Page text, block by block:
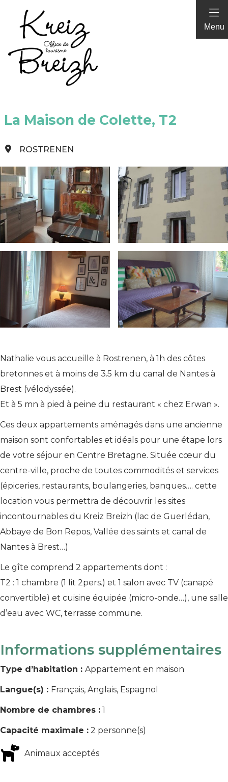
Panneau de gestion des cookies
Menu
La Maison de Colette, T2
ROSTRENEN
Nathalie vous accueille à Rostrenen, à 1h des côtes
bretonnes et à moins de 3.5 km du canal de Nantes à
Brest (vélodyssée).
Et à 5 mn à pied à peine du restaurant « chez Erwan ».
Ces deux appartements aménagés dans une ancienne
maison sont confortables et idéals pour une étape lors
de votre séjour en Centre Bretagne. Située cœur du
centre-ville, proche de toutes commodités et services
(épiceries, restaurants, boulangeries, banques…. cette
location vous permettra de découvrir les sites
incontournables du Kreiz Breizh (lac de Guerlédan,
Abbaye de Bon Repos, Vallée des saints et canal de
Nantes à Brest…)
Le gîte comprend 2 appartements dont :
T2 : 1 chambre (1 lit 2pers.) et 1 salon avec TV (canapé
convertible) et cuisine équipée (micro-onde…), une salle
d’eau avec WC, terrasse commune.
Informations supplémentaires
Type d’habitation : Appartement en maison
Langue(s) : Français, Anglais, Espagnol
Nombre de chambres : 1
Capacité maximale : 2 personne(s)
Animaux acceptés